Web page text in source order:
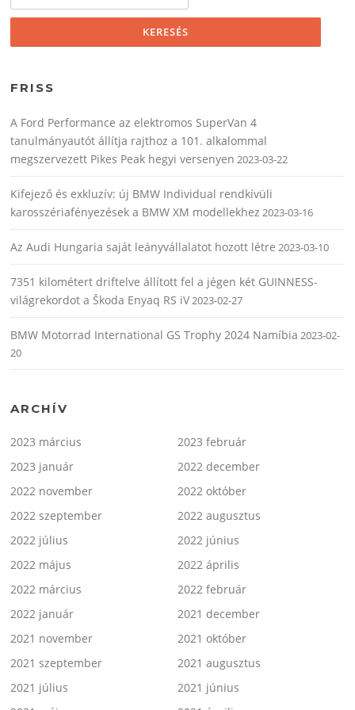
FRISS
A Ford Performance az elektromos SuperVan 4
tanulmányautót állítja rajthoz a 101. alkalommal
megszervezett Pikes Peak hegyi versenyen 2023-03-22
Kifejező és exkluzív: új BMW Individual rendkívüli
karosszériafényezések a BMW XM modellekhez 2023-03-16
Az Audi Hungaria saját leányvállalatot hozott létre 2023-03-10
7351 kilométert driftelve állított fel a jégen két GUINNESS-
világrekordot a Škoda Enyaq RS iV2023-02-27
BMW Motorrad International GS Trophy 2024 Namíbia 2023-02-
20
ARCHÍV
2023 március
2023 február
2023 január
2022 december
2022 november
2022 október
2022 szeptember
2022 augusztus
2022 július
2022 június
2022 május
2022 április
2022 március
2022 február
2022 január
2021 december
2021 november
2021 október
2021 szeptember
2021 augusztus
2021 július
2021 június